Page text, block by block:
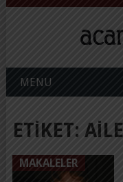
MENU
ETIKET: AILE
MAKALELER